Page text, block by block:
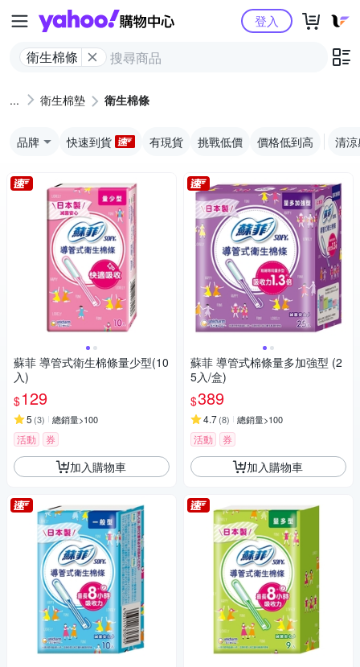
Yahoo購物中心
衛生棉條
登入
衛生棉墊 衛生棉條
品牌 快速到貨 有現貨 挑戰低價 價格低到高 清
蘇菲 導管式衛生棉條量少型(10
入)
$129
5 (3) 總銷量>100
活動 券
加入購物車
蘇菲 導管式棉條量多加強型 (2
5入/盒)
$389
4.7(8) 總銷量>100
活動 券
加入購物車